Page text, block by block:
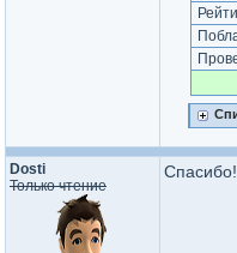
Dosti
Только чтение